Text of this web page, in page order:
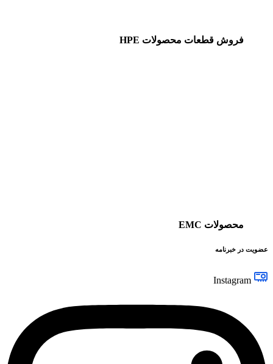
فروش قطعات محصولات HPE
محصولات EMC
عضویت در خبرنامه
Instagram